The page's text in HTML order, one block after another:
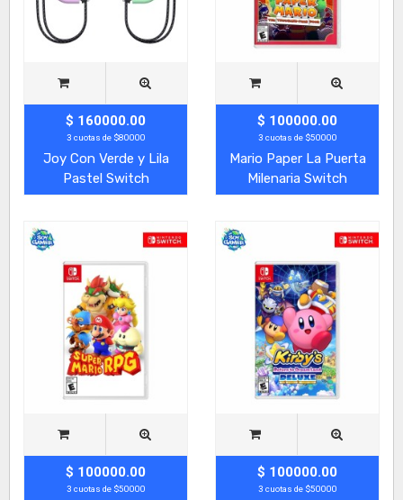
$ 160000.00
3 cuotas de $80000
Joy Con Verde y Lila
Pastel Switch
$ 100000.00
3 cuotas de $50000
Mario Paper La Puerta
Milenaria Switch
$ 100000.00
3 cuotas de $50000
$ 100000.00
3 cuotas de $50000